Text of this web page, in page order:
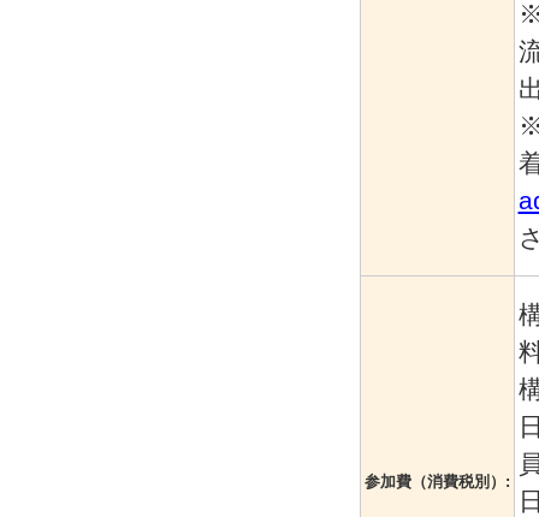
参加費（消費税別）: